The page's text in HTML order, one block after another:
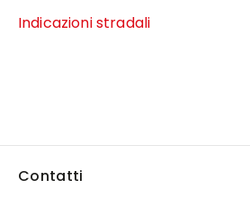
Indicazioni stradali
Contatti